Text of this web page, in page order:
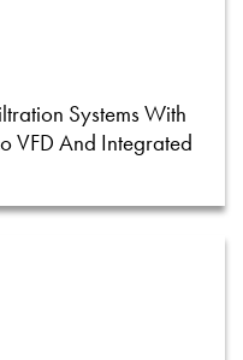
Systems With
VFD And Integrated